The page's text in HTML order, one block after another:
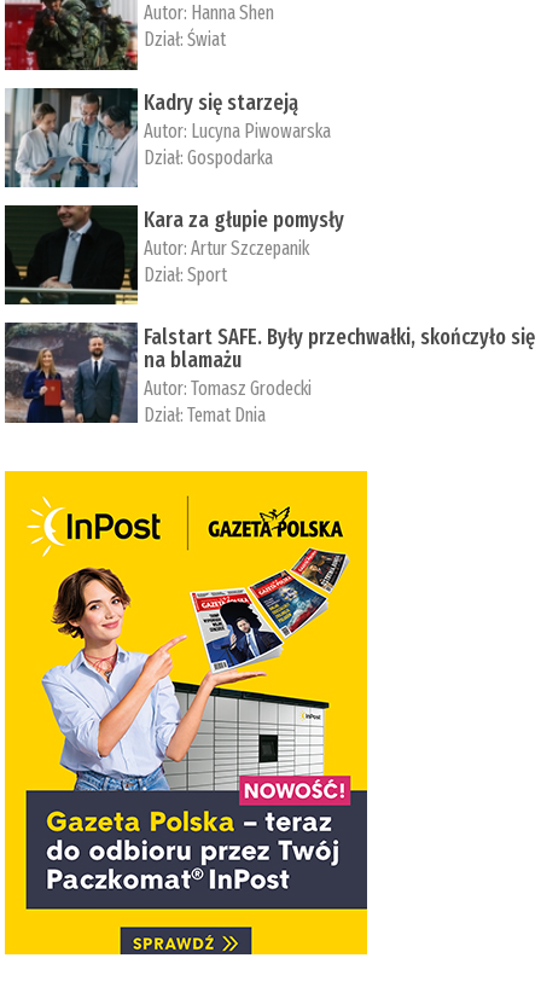
Autor: ­Hanna Shen
Dział:Świat
Kadry się starzeją
Autor: Lucyna Piwowarska
Dział:Gospodarka
Kara za głupie pomysły
Autor:Artur Szczepanik
Dział:Sport
Falstart SAFE. Były przechwałki, skończyło się
na blamażu
Autor:Tomasz Grodecki
Dział:Temat Dnia